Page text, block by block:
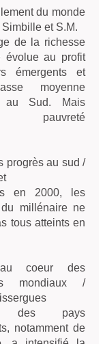
du monde
et S.M.
de la richesse
évolue au profit
émergents et
moyenne
au Sud. Mais
pauvreté
progrès au sud /
en 2000, les
millénaire ne
tous atteints en
coeur des
mondiaux /
des pays
notamment de